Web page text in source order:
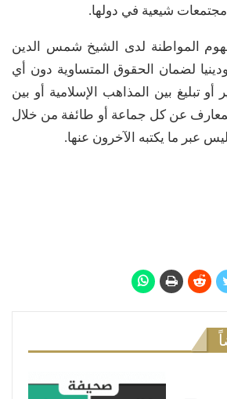
شيعية في دولها.
المواطنة لدى الشيخ شمس الدين
لضمان الحقوق المتساوية دون أي
تبليغ بين المذاهب الإسلامية أو بين
المعارف عن كل جماعة أو طائفة من خلال
عبر ما يكتبه الآخرون عنها.